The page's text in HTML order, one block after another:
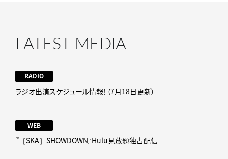
LATEST MEDIA
RADIO
ラジオ出演スケジュール情報！（7月18日更新）
WEB
『［SKA］SHOWDOWN』Hulu見放題独占配信